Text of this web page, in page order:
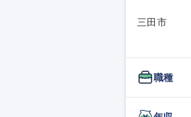
三田市
職種